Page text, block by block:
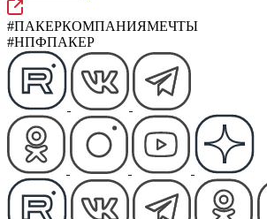
#ПАКЕРКОМПАНИЯМЕЧТЫ
#НПФПАКЕР